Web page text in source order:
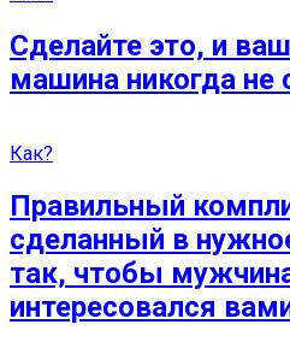
Сделайте это, и
машина никогда не
Как?
Правильный
сделанный в
так, чтобы
интересовался